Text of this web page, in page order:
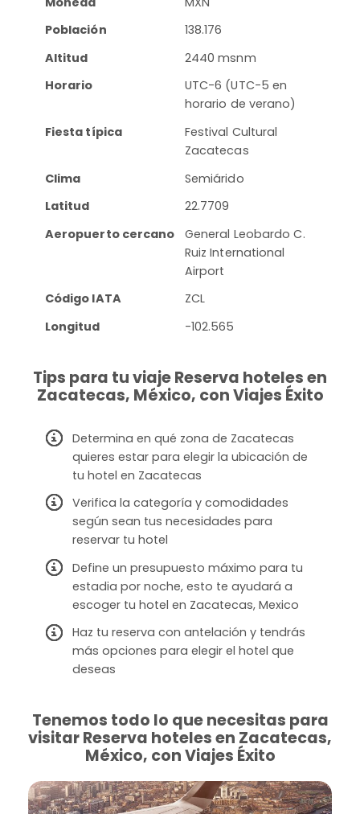
Población
138.176
Altitud
2440 msnm
Horario
UTC-6 (UTC-5 en
horario de verano)
Fiesta típica
Festival Cultural
Zacatecas
Clima
Semiárido
Latitud
22.7709
Aeropuerto cercano
General Leobardo C.
Ruiz International
Airport
Código IATA
ZCL
Longitud
-102.565
Tips para tu viaje Reserva hoteles en
Zacatecas, México, con Viajes Éxito
Determina en qué zona de Zacatecas
quieres estar para elegir la ubicación de
tu hotel en Zacatecas
Verifica la categoría y comodidades
según sean tus necesidades para
reservar tu hotel
Define un presupuesto máximo para tu
estadia por noche, esto te ayudará a
escoger tu hotel en Zacatecas, Mexico
Haz tu reserva con antelación y tendrás
más opciones para elegir el hotel que
deseas
Tenemos todo lo que necesitas para
visitar Reserva hoteles en Zacatecas,
México, con Viajes Éxito